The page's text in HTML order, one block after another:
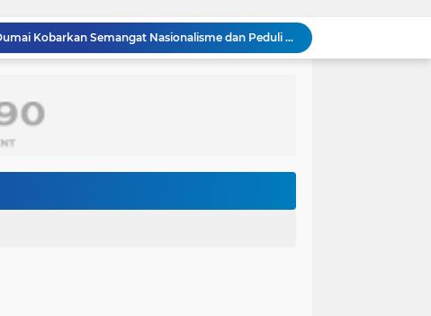
Saka Bahari Lanal Dumai Kobarkan Semangat Nasionalisme dan Peduli Pesisir di Kampung Nelayan
TMMD ke-129 Bukan Sekadar Pembangunan, Semangat Nasionalisme Warga Ikut Dibangun
perhatian menjelang peluncuran Pixel Watch 5.
bergerak relatif stabil di sekitar US$ 64.900